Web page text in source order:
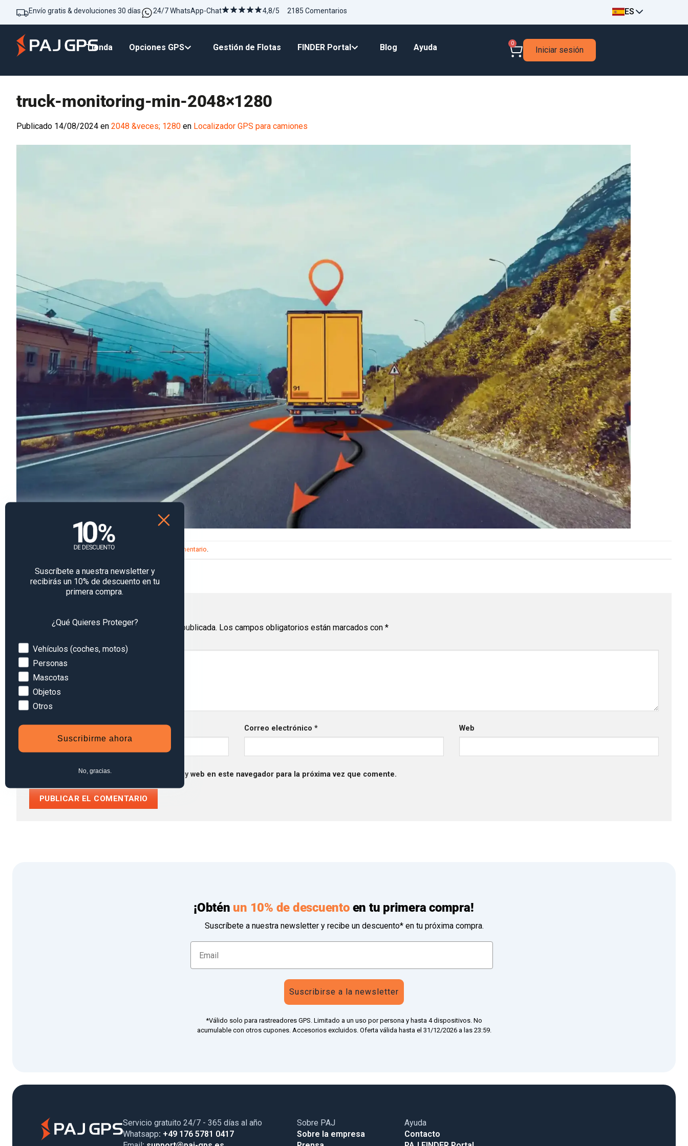
Envío gratis & devoluciones 30 días 24/7 WhatsApp-Chat 4,8/5 2185 Comentarios ES
Tienda Opciones GPS Gestión de Flotas FINDER Portal Blog Ayuda 0
Iniciar sesión
truck-monitoring-min-2048×1280
Publicado 14/08/2024 en 2048 &veces; 1280 en Localizador GPS para camiones
Trackbacks están cerrados, pero puedes publicar un comentario
Anterior
Siguiente→
Tu dirección de correo electrónico no será publicada. Los campos obligatorios están marcados con *
Correo electrónico * Web
Guarda mi nombre, correo electrónico y web en este navegador para la próxima vez que comente.
¡Obtén un 10% de descuentoen tu primera compra!
Suscríbete a nuestra newsletter y recibe un descuento* en tu próxima compra.
Suscribirse a la newsletter
*Válido solo para rastreadores GPS. Limitado a un uso por persona y hasta 4 dispositivos. No
acumulable con otros cupones. Accesorios excluidos. Oferta válida hasta el 31/12/2026 a las 23:59.
Servicio gratuito 24/7 - 365 días al año
Whatsapp: +49 176 5781 0417
Sobre PAJ
Sobre la empresa
Ayuda
Contacto
Suscríbete a nuestra newsletter y
recibirás un 10% de descuento en tu
primera compra.
¿Qué Quieres Proteger?
Devices
Vehículos (coches, motos)
Personas
Mascotas
Objetos
Otros
Suscribirme ahora
No, gracias.